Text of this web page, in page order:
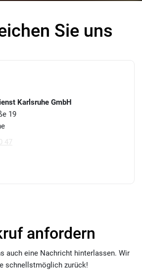
Sie uns
Karlsruhe GmbH
19
47
anfordern
auch eine Nachricht hinterlassen. Wir
schnellstmöglich zurück!